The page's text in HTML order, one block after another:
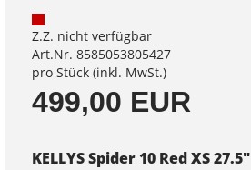
Z.Z. nicht verfügbar
Art.Nr. 8585053805427
pro Stück (inkl. MwSt.)
499,00 EUR
KELLYS Spider 10 Red XS 27.5"